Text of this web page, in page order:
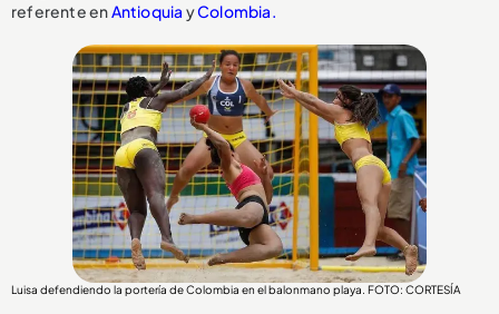
referente enAntioquia yColombia.
Luisa defendiendo la portería de Colombia en el balonmano playa. FOTO: CORTESÍA